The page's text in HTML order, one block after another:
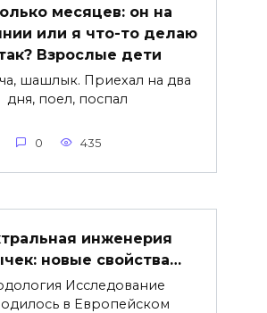
месяцев: он на
или я что-то делаю
Взрослые дети
шашлык. Приехал на два
дня, поел, поспал
0 435
инженерия
новые свойства…
Исследование
в Европейском